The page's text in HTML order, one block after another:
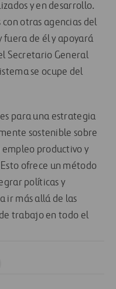
y en desarrollo.
otras agencias del
fuera de él y apoyará
Secretario General
se ocupe del
para una estrategia
sostenible sobre
productivo y
ofrece un método
políticas y
ir más allá de las
trabajo en todo el